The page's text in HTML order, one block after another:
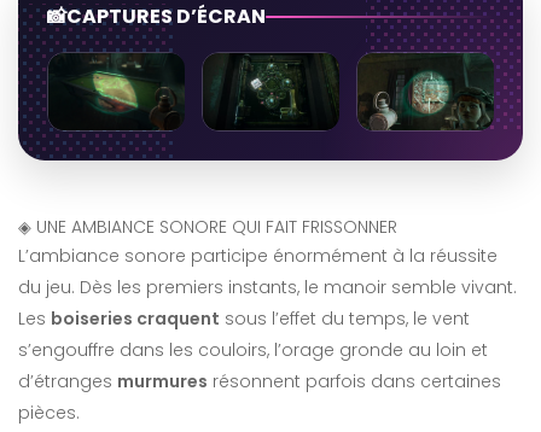
CAPTURES D’ÉCRAN
◈ UNE AMBIANCE SONORE QUI FAIT FRISSONNER
L’ambiance sonore participe énormément à la réussite
du jeu. Dès les premiers instants, le manoir semble vivant.
Les boiseries craquent sous l’effet du temps, le vent
s’engouffre dans les couloirs, l’orage gronde au loin et
d’étranges murmures résonnent parfois dans certaines
pièces.